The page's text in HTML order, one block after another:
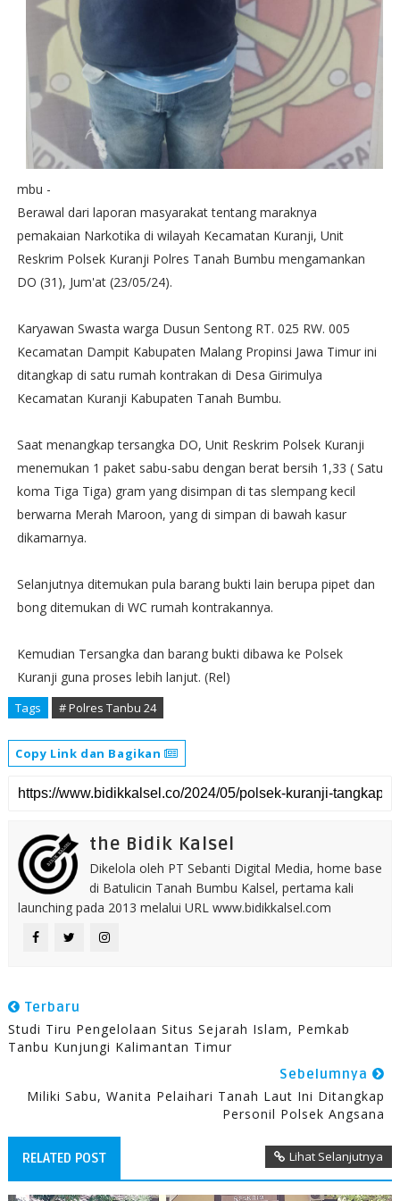
mbu -
Berawal dari laporan masyarakat tentang maraknya
pemakaian Narkotika di wilayah Kecamatan Kuranji, Unit
Reskrim Polsek Kuranji Polres Tanah Bumbu mengamankan
DO (31), Jum'at (23/05/24).
Karyawan Swasta warga Dusun Sentong RT. 025 RW. 005
Kecamatan Dampit Kabupaten Malang Propinsi Jawa Timur ini
ditangkap di satu rumah kontrakan di Desa Girimulya
Kecamatan Kuranji Kabupaten Tanah Bumbu.
Saat menangkap tersangka DO, Unit Reskrim Polsek Kuranji
menemukan 1 paket sabu-sabu dengan berat bersih 1,33 ( Satu
koma Tiga Tiga) gram yang disimpan di tas slempang kecil
berwarna Merah Maroon, yang di simpan di bawah kasur
dikamarnya.
Selanjutnya ditemukan pula barang bukti lain berupa pipet dan
bong ditemukan di WC rumah kontrakannya.
Kemudian Tersangka dan barang bukti dibawa ke Polsek
Kuranji guna proses lebih lanjut. (Rel)
Tags # Polres Tanbu 24
Copy Link dan Bagikan
the Bidik Kalsel
Dikelola oleh PT Sebanti Digital Media, home base
di Batulicin Tanah Bumbu Kalsel, pertama kali
launching pada 2013 melalui URL www.bidikkalsel.com
Terbaru
Studi Tiru Pengelolaan Situs Sejarah Islam, Pemkab
Tanbu Kunjungi Kalimantan Timur
Sebelumnya
Miliki Sabu, Wanita Pelaihari Tanah Laut Ini Ditangkap
Personil Polsek Angsana
RELATED POST Lihat Selanjutnya